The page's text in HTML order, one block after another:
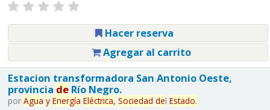
Hacer reserva
Agregar al carrito
Estacion transformadora San Antonio Oeste,
provincia deRío Negro.
por Agua y Energía Eléctrica, Sociedad del Estado.